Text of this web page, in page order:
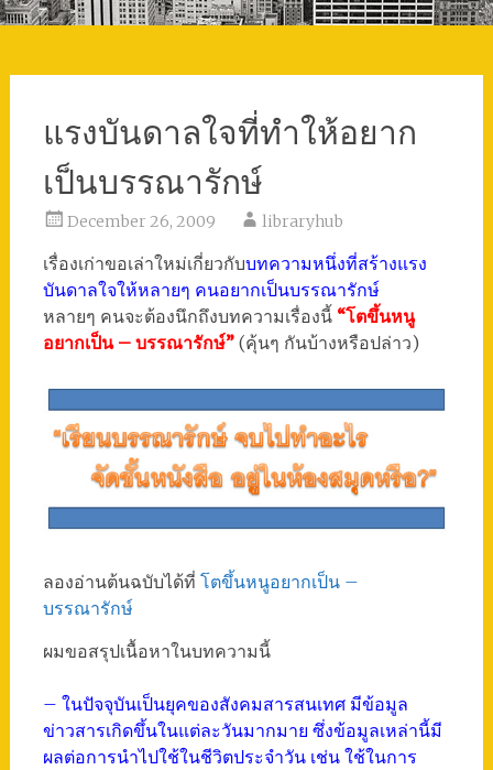
แรงบันดาลใจที่ทำให้อยาก
เป็นบรรณารักษ์
December 26, 2009 libraryhub
เรื่องเก่าขอเล่าใหม่เกี่ยวกับบทความหนึ่งที่สร้างแรง
บันดาลใจให้หลายๆ คนอยากเป็นบรรณารักษ์
หลายๆ คนจะต้องนึกถึงบทความเรื่องนี้ “โตขึ้นหนู
อยากเป็น – บรรณารักษ์”(คุ้นๆ กันบ้างหรือปล่าว)
ลองอ่านต้นฉบับได้ที่ โตขึ้นหนูอยากเป็น –
บรรณารักษ์
ผมขอสรุปเนื้อหาในบทความนี้
– ในปัจจุบันเป็นยุคของสังคมสารสนเทศ มีข้อมูล
ข่าวสารเกิดขึ้นในแต่ละวันมากมาย ซึ่งข้อมูลเหล่านี้มี
ผลต่อการนำไปใช้ในชีวิตประจำวัน เช่น ใช้ในการ